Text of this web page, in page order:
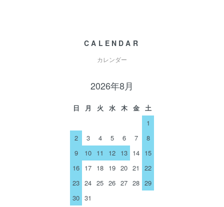
CALENDAR
カレンダー
2026年8月
日 月 火 水 木 金
土
1
2
3 4 5 6 7
8
9
10 11 12 13 14 15
16 17 18 19 20 21
22
23 24 25 26 27 28 29
30 31